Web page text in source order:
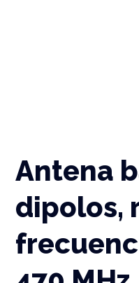
Antena
dipolos,